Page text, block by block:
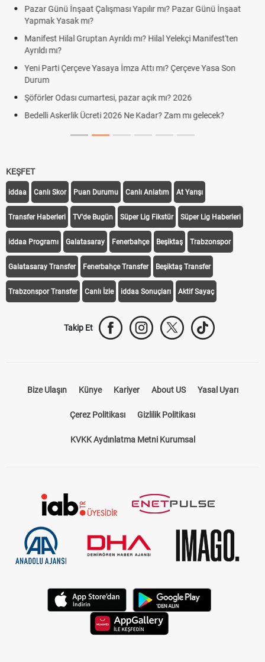
Çalışması Yapılır mı? Pazar Günü İnşaat
mı?
Gruptan Ayrıldı mı? Hilal Yelekçi Manifest'ten
Yasaya İmza Attı mı? Çerçeve Yasa Son
cumartesi, pazar açık mı? 2026
Ücreti 2026 Ne Kadar? Zam mı gelecek?
Bedelli askerlik
cumartesi-
Cumartesi ve
Hazırlık Maçı
KEŞFET
iddaa Canlı Skor Puan Durumu Canlı Anlatım At Yarışı
Transfer Haberleri TV'de Bugün Süper Lig Fikstür Süper Lig Haberleri
iddaa Programı Galatasaray Fenerbahçe Beşiktaş Trabzonspor
Galatasaray Transfer Fenerbahçe Transfer Beşiktaş Transfer
Trabzonspor Transfer Canlı İzle iddaa Sonuçları Aktif Sayaç
Takip Et
Bize Ulaşın Künye Kariyer About US Yasal Uyarı
Çerez Politikası Gizlilik Politikası
KVKK Aydınlatma Metni Kurumsal